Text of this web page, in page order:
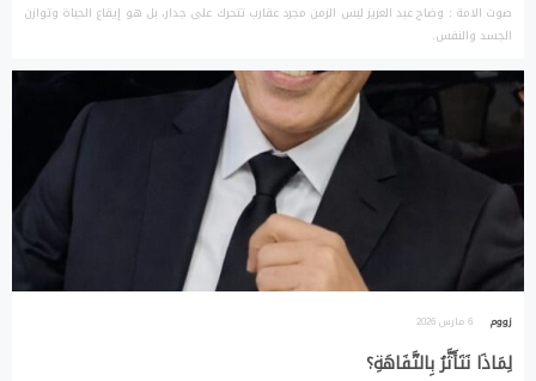
صوت الامة : وضاح عبد العزيز ليس الزمن مجرد عقارب تتحرك على جدار، بل هو إيقاع الحياة وتوازن
الجسد والنفس.
زووم 6 مارس 2026
لِمَاذَا نَتَأَثَّرُ بِالتَّفَاهَةِ؟